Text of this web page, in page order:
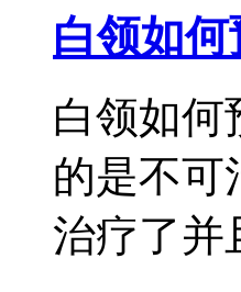
白领如
白领如何
的是不可
治疗了并